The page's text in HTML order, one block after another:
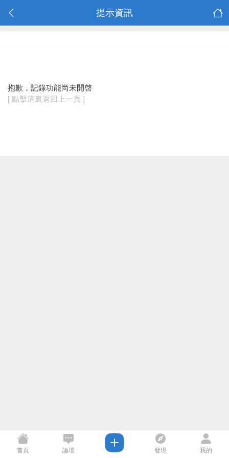
提示資訊
抱歉，記錄功能尚未開啓
[ 點擊這裏返回上一頁 ]
首頁 論壇 發現 我的